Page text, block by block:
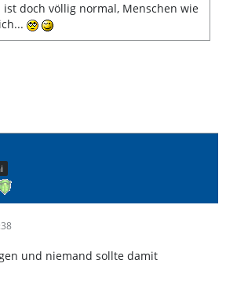
ist doch völlig normal, Menschen wie
und niemand sollte damit